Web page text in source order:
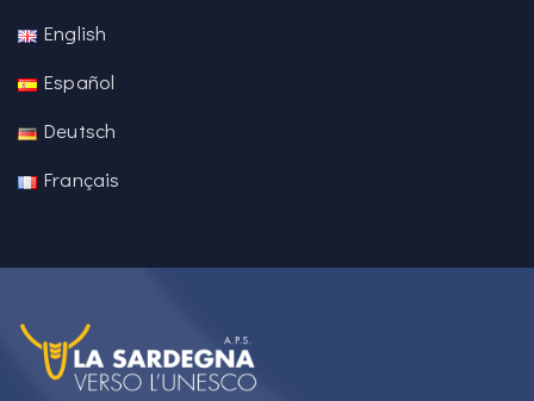
English
Español
Deutsch
Français